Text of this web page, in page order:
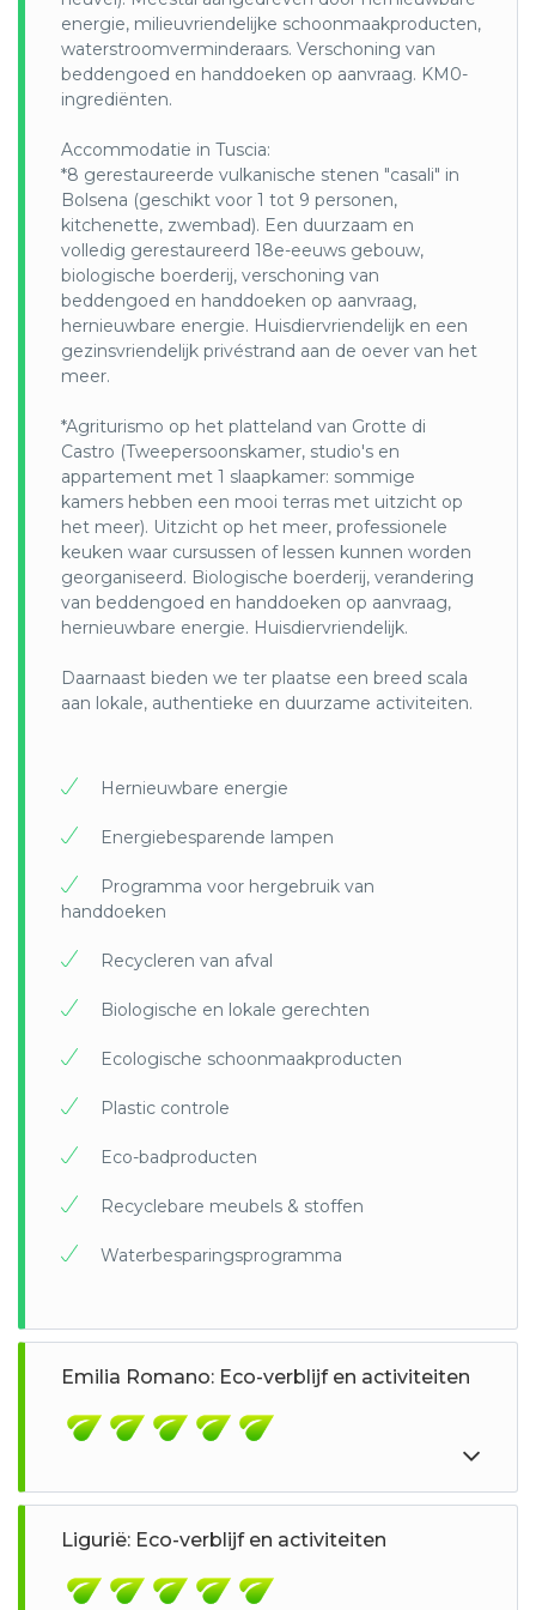
juwelier.
energie, milieuvriendelijke schoonmaakproducten,
waterstroomverminderaars. Verschoning van
beddengoed en handdoeken op aanvraag. KM0-
ingrediënten.
Accommodatie in Tuscia:
*8 gerestaureerde vulkanische stenen "casali" in
Bolsena (geschikt voor 1 tot 9 personen,
kitchenette, zwembad). Een duurzaam en
volledig gerestaureerd 18e-eeuws gebouw,
biologische boerderij, verschoning van
beddengoed en handdoeken op aanvraag,
hernieuwbare energie. Huisdiervriendelijk en een
gezinsvriendelijk privéstrand aan de oever van het
meer.
*Agriturismo op het platteland van Grotte di
Castro (Tweepersoonskamer, studio's en
appartement met 1 slaapkamer: sommige
kamers hebben een mooi terras met uitzicht op
het meer). Uitzicht op het meer, professionele
keuken waar cursussen of lessen kunnen worden
georganiseerd. Biologische boerderij, verandering
van beddengoed en handdoeken op aanvraag,
hernieuwbare energie. Huisdiervriendelijk.
Daarnaast bieden we ter plaatse een breed scala
aan lokale, authentieke en duurzame activiteiten.
Hernieuwbare energie
Energiebesparende lampen
Programma voor hergebruik van
handdoeken
Recycleren van afval
Biologische en lokale gerechten
Ecologische schoonmaakproducten
Plastic controle
Eco-badproducten
Recyclebare meubels & stoffen
Waterbesparingsprogramma
Emilia Romano: Eco-verblijf en activiteiten
Ligurië: Eco-verblijf en activiteiten